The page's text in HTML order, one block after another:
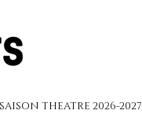
SAISON THEATRE 2026-2027